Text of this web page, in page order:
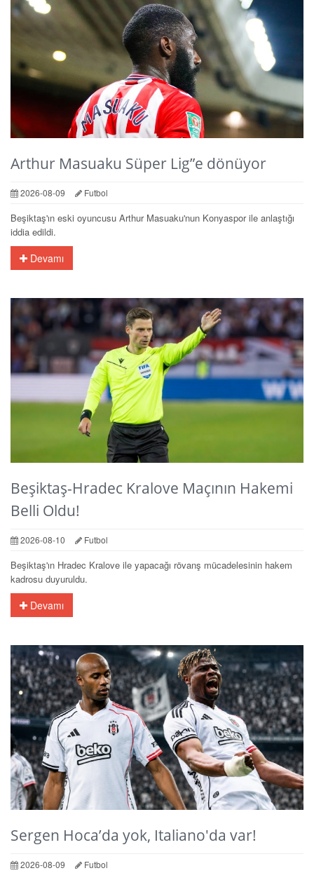
Arthur Masuaku Süper Lig”e dönüyor
2026-08-09 Futbol
Beşiktaş'ın eski oyuncusu Arthur Masuaku'nun Konyaspor ile anlaştığı
iddia edildi.
Devamı
Beşiktaş-Hradec Kralove Maçının Hakemi
Belli Oldu!
2026-08-10 Futbol
Beşiktaş'ın Hradec Kralove ile yapacağı rövanş mücadelesinin hakem
kadrosu duyuruldu.
Devamı
Sergen Hoca’da yok, Italiano'da var!
2026-08-09 Futbol